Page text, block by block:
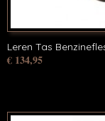
Leren Tas
€ 134,95